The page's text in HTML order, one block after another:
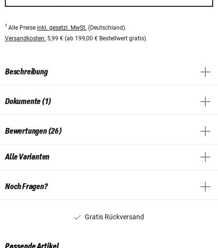
1 Alle Preise inkl. gesetzl. MwSt. (Deutschland).
Versandkosten: 5,99 € (ab 199,00 € Bestellwert gratis).
Beschreibung
Dokumente (1)
Bewertungen (26)
Alle Varianten
Noch Fragen?
Gratis Rückversand